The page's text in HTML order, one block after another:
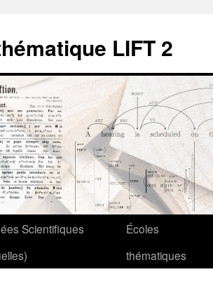
LIFT 2
Scientifiques
Écoles
thématiques